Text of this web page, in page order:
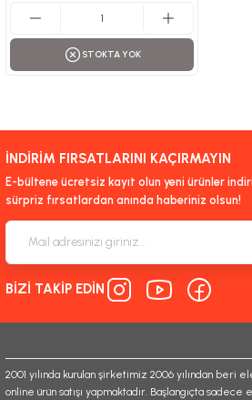
STOKTA YOK
İNDİRİM FIRSATLARINI KAÇIRMAYIN
E-bültene ücretsiz kayıt olun yeni ürünler
sürpriz fırsatlardan anında haberiniz olsun!
BİZİ TAKİP EDİN
2001 yılında kurulan şirketimiz 2006 yılından beri
online ürün satışı yapmaktadır. Başlangıçta